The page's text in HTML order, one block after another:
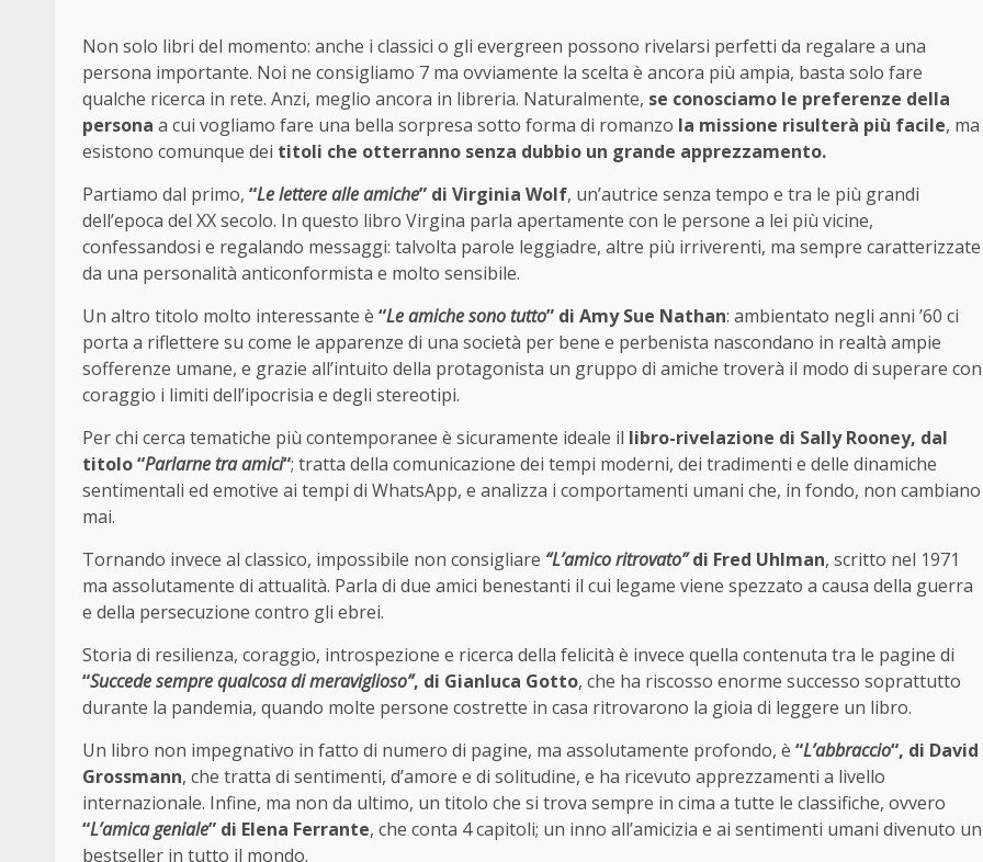
Non solo libri del momento: anche i classici o gli evergreen possono rivelarsi perfetti da regalare a una
persona importante. Noi ne consigliamo 7 ma ovviamente la scelta è ancora più ampia, basta solo fare
qualche ricerca in rete. Anzi, meglio ancora in libreria. Naturalmente, se conosciamo le preferenze della
persona a cui vogliamo fare una bella sorpresa sotto forma di romanzo la missione risulterà più facile, ma
esistono comunque dei titoli che otterranno senza dubbio un grande apprezzamento.
Partiamo dal primo, “Le lettere alle amiche” di Virginia Wolf, un’autrice senza tempo e tra le più grandi
dell’epoca del XX secolo. In questo libro Virgina parla apertamente con le persone a lei più vicine,
confessandosi e regalando messaggi: talvolta parole leggiadre, altre più irriverenti, ma sempre caratterizzate
da una personalità anticonformista e molto sensibile.
Un altro titolo molto interessante è “Le amiche sono tutto” di Amy Sue Nathan: ambientato negli anni ’60 ci
porta a riflettere su come le apparenze di una società per bene e perbenista nascondano in realtà ampie
sofferenze umane, e grazie all’intuito della protagonista un gruppo di amiche troverà il modo di superare con
coraggio i limiti dell’ipocrisia e degli stereotipi.
Per chi cerca tematiche più contemporanee è sicuramente ideale il libro-rivelazione di Sally Rooney, dal
titolo “Parlarne tra amici“; tratta della comunicazione dei tempi moderni, dei tradimenti e delle dinamiche
sentimentali ed emotive ai tempi di WhatsApp, e analizza i comportamenti umani che, in fondo, non cambiano
mai.
Tornando invece al classico, impossibile non consigliare “L’amico ritrovato”di Fred Uhlman, scritto nel 1971
ma assolutamente di attualità. Parla di due amici benestanti il cui legame viene spezzato a causa della guerra
e della persecuzione contro gli ebrei.
Storia di resilienza, coraggio, introspezione e ricerca della felicità è invece quella contenuta tra le pagine di
“Succede sempre qualcosa di meraviglioso”, di Gianluca Gotto, che ha riscosso enorme successo soprattutto
durante la pandemia, quando molte persone costrette in casa ritrovarono la gioia di leggere un libro.
Un libro non impegnativo in fatto di numero di pagine, ma assolutamente profondo, è “L’abbraccio“, di David
Grossmann, che tratta di sentimenti, d’amore e di solitudine, e ha ricevuto apprezzamenti a livello
internazionale. Infine, ma non da ultimo, un titolo che si trova sempre in cima a tutte le classifiche, ovvero
“L’amica geniale” di Elena Ferrante, che conta 4 capitoli; un inno all’amicizia e ai sentimenti umani divenuto un
bestseller in tutto il mondo.